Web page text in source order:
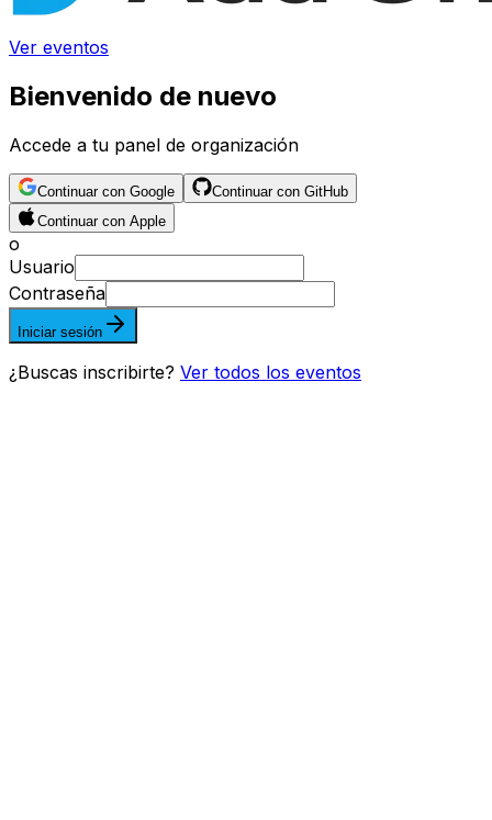
Ver eventos
Bienvenido de nuevo
Accede a tu panel de organización
Continuar con Google
Continuar con GitHub
Continuar con Apple
o
Usuario
Contraseña
Iniciar sesión
¿Buscas inscribirte? Ver todos los eventos